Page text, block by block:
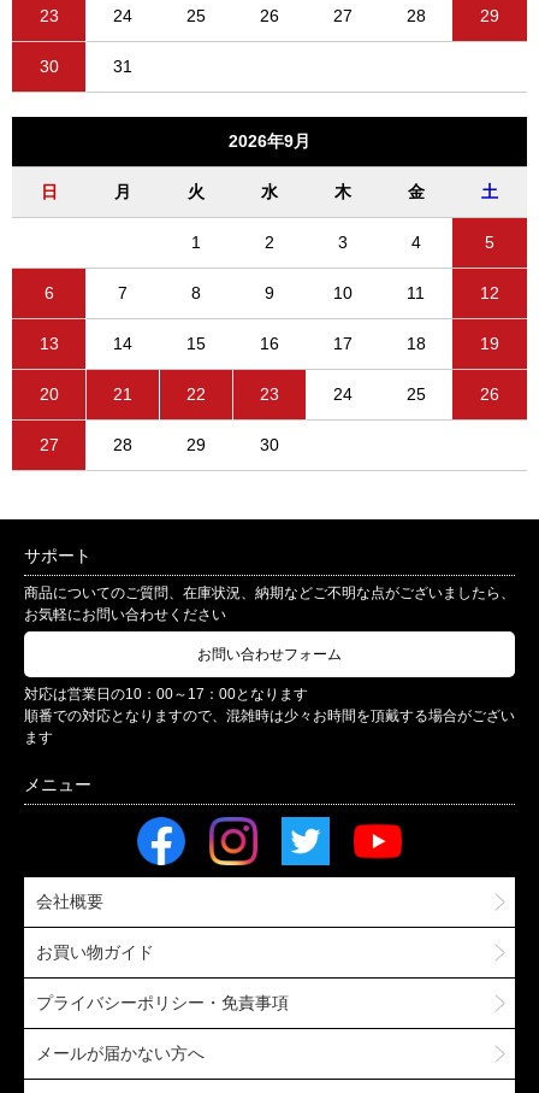
23 24 25 26 27 28 29
30 31
2026年9月
日 月 火 水 木 金 土
1 2 3 4 5
6 7 8 9 10 11 12
13 14 15 16 17 18 19
20 21 22 23 24 25 26
27 28 29 30
サポート
商品についてのご質問、在庫状況、納期などご不明な点がございましたら、
お気軽にお問い合わせください
お問い合わせフォーム
対応は営業日の10：00～17：00となります
順番での対応となりますので、混雑時は少々お時間を頂戴する場合がござい
ます
会社概要
お買い物ガイド
プライバシーポリシー・免責事項
メールが届かない方へ